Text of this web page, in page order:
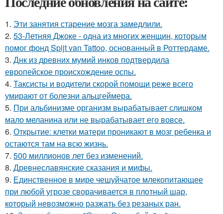
1. Эти занятия старение мозга замедлили.
2. 53-Летняя Джоке - одна из многих женщин, которым
помог фонд Spijt van Tattoo, основанный в Роттердаме.
3. Днк из древних мумий инков подтвердила
европейское происхождение оспы.
4. Таксисты и водители скорой помощи реже всего
умирают от болезни альцгеймера.
5. При альбинизме организм вырабатывает слишком
мало меланина или не вырабатывает его вовсе.
6. Открытие: клетки матери проникают в мозг ребенка и
остаются там на всю жизнь.
7. 500 миллионов лет без изменений.
8. Древнеславянские сказания и мифы.
9. Единственное в мире чешуйчатое млекопитающее
при любой угрозе сворачивается в плотный шар,
который невозможно разжать без резаных ран.